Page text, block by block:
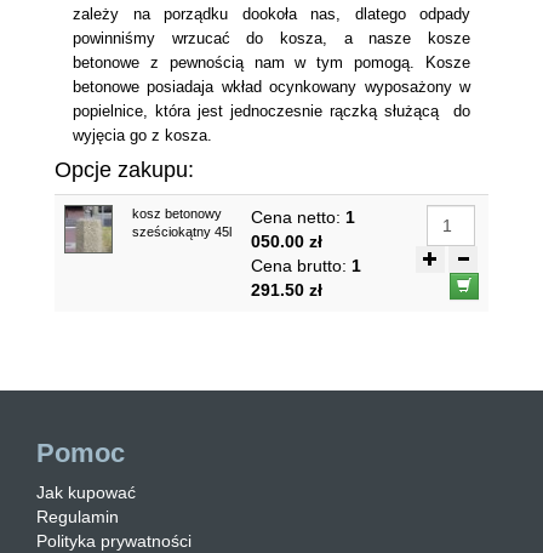
zależy na porządku dookoła nas, dlatego odpady
powinniśmy wrzucać do kosza, a nasze kosze
betonowe z pewnością nam w tym pomogą. Kosze
betonowe posiadaja wkład ocynkowany wyposażony w
popielnice, która jest jednoczesnie rączką służącą do
wyjęcia go z kosza.
Opcje zakupu:
kosz betonowy
sześciokątny 45l
Cena netto: 1
050.00 zł
Cena brutto: 1
291.50 zł
Pomoc
Jak kupować
Regulamin
Polityka prywatności